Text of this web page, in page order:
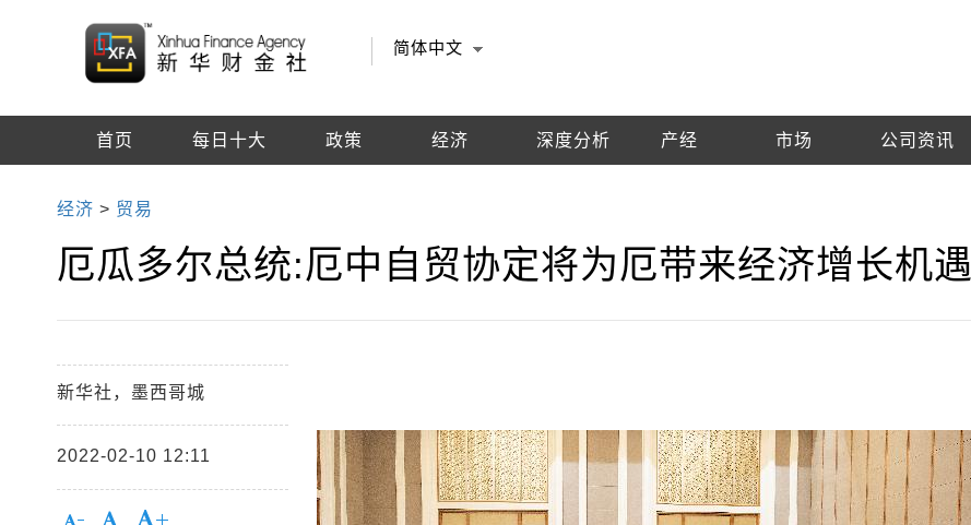
简体中文
首页 每日十大 政策 经济 深度分析 产经 市场 公司资讯
经济 > 贸易
厄瓜多尔总统:厄中自贸协定将为厄带来经济增长机遇
新华社，墨西哥城
2022-02-10 12:11